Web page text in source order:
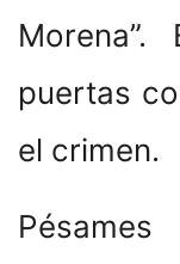
puertas
el crimen.
Pésames